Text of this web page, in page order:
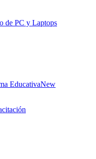
de PC y Laptops
EducativaNew